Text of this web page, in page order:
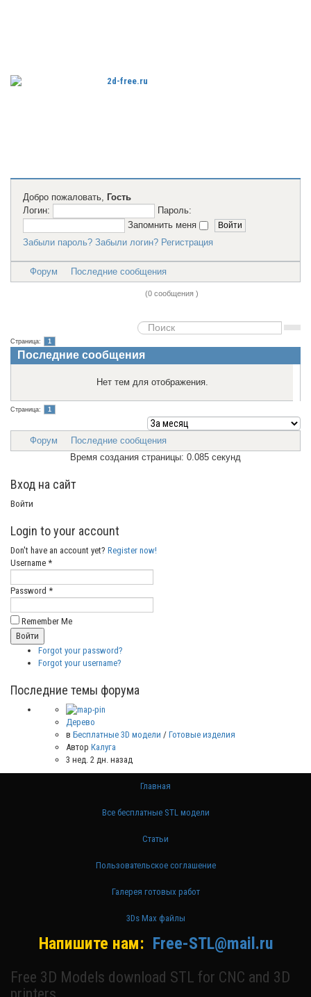
Добро пожаловать,
Гость
Логин:
Пароль:
Запомнить меня
Забыли пароль? Забыли логин? Регистрация
Форум Последние сообщения
(0 сообщения )
Страница: 1
Последние сообщения
Нет тем для отображения.
Страница: 1
Форум
Последние сообщения
Время создания страницы: 0.085 секунд
Вход на сайт
Войти
Login to your account
Don't have an account yet? Register now!
Username *
Password *
Remember Me
Forgot your password?
Forgot your username?
Последние темы форума
Дерево
в Бесплатные 3D модели / Готовые изделия
Автор Калуга
3 нед. 2 дн. назад
Главная
Все бесплатные STL модели
Статьи
Пользовательское соглашение
Галерея готовых работ
3Ds Max файлы
Напишите нам: Free-STL@mail.ru
Free 3D Models download STL for CNC and 3D